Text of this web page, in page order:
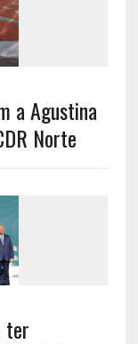
a Agustina
Norte
ter